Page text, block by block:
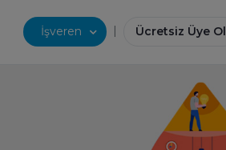
İşveren | Ücretsiz Üye Ol